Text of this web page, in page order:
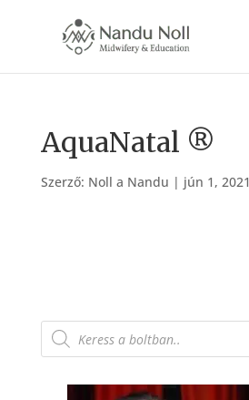
AquaNatal ®
Szerző: Noll a Nandu | jún 1, 2021
Products
search